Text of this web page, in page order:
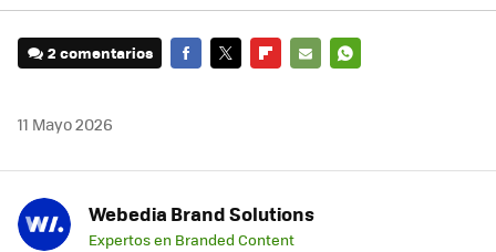
2 comentarios
11 Mayo 2026
Webedia Brand Solutions
Expertos en Branded Content